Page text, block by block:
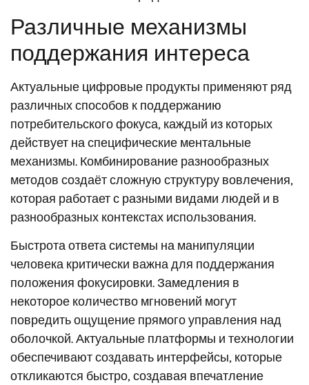
Различные механизмы
поддержания интереса
Актуальные цифровые продукты применяют ряд
различных способов к поддержанию
потребительского фокуса, каждый из которых
действует на специфические ментальные
механизмы. Комбинирование разнообразных
методов создаёт сложную структуру вовлечения,
которая работает с разными видами людей и в
разнообразных контекстах использования.
Быстрота ответа системы на манипуляции
человека критически важна для поддержания
положения фокусировки. Замедления в
некоторое количество мгновений могут
повредить ощущение прямого управления над
оболочкой. Актуальные платформы и технологии
обеспечивают создавать интерфейсы, которые
откликаются быстро, создавая впечатление